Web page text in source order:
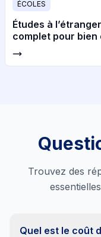
ÉCOLES
Études à
complet pour bien
Trouvez des
Quel est le coût